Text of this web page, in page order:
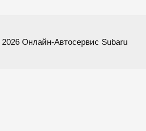
Онлайн-Автосервис Subaru